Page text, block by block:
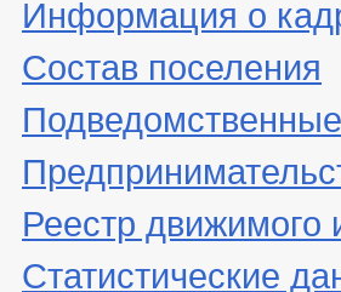
Информация о
Состав поселения
Реестр
Статистические